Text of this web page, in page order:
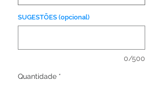
SUGESTÕES (opcional)
0/500
Quantidade *